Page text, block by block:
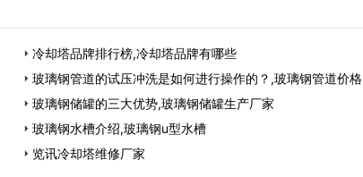
冷却塔品牌排行榜,冷却塔品牌有哪些
玻璃钢管道的试压冲洗是如何进行操作的？,玻璃钢管道价格
表…玻璃钢储罐的三大优势,玻璃钢储罐生产厂家
玻璃钢水槽介绍,玻璃钢u型水槽
览讯冷却塔维修厂家